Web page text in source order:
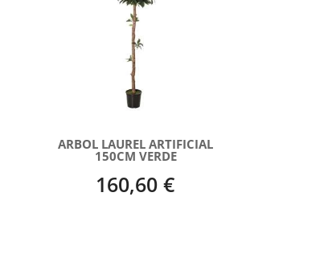
ARBOL LAUREL ARTIFICIAL
150CM VERDE
160,60 €